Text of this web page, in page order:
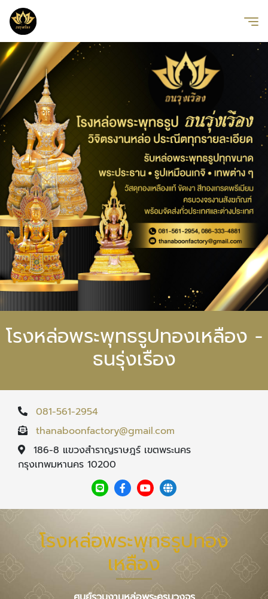
โรงหล่อพระพุทธรูปทองเหลือง -
ธนรุ่งเรือง
081-561-2954
thanaboonfactory@gmail.com
186-8 แขวงสำราญราษฎร์ เขตพระนคร
กรุงเทพมหานคร 10200
โรงหล่อพระพุทธรูปทอง
เหลือง